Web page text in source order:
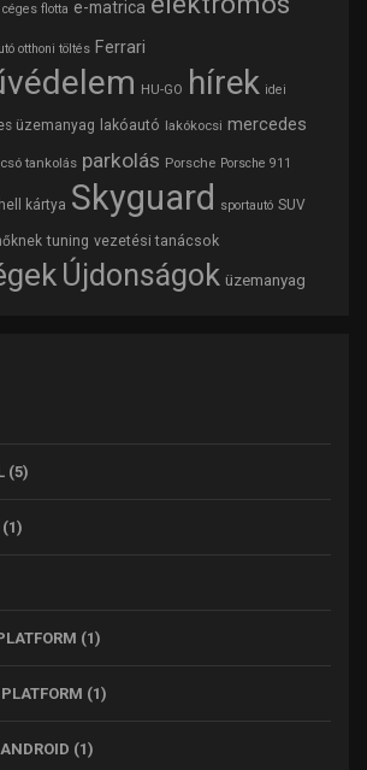
céges flotta e-matrica
otthoni töltés Ferrari
HU-GO hírek idei
üzemanyag lakóautó lakókocsi mercedes
tankolás parkolás Porsche Porsche 911
kártya Skyguard sportautó SUV
tuning vezetési tanácsok
Újdonságok üzemanyag
(5)
(1)
(1)
(1)
(1)